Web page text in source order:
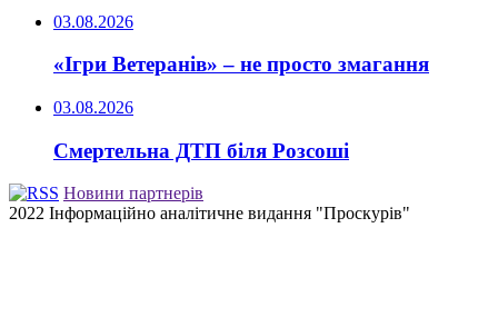
03.08.2026
«Ігри Ветеранів» – не просто змагання
03.08.2026
Смертельна ДТП біля Розсоші
Новини партнерів
2022 Інформаційно аналітичне видання "Проскурів"